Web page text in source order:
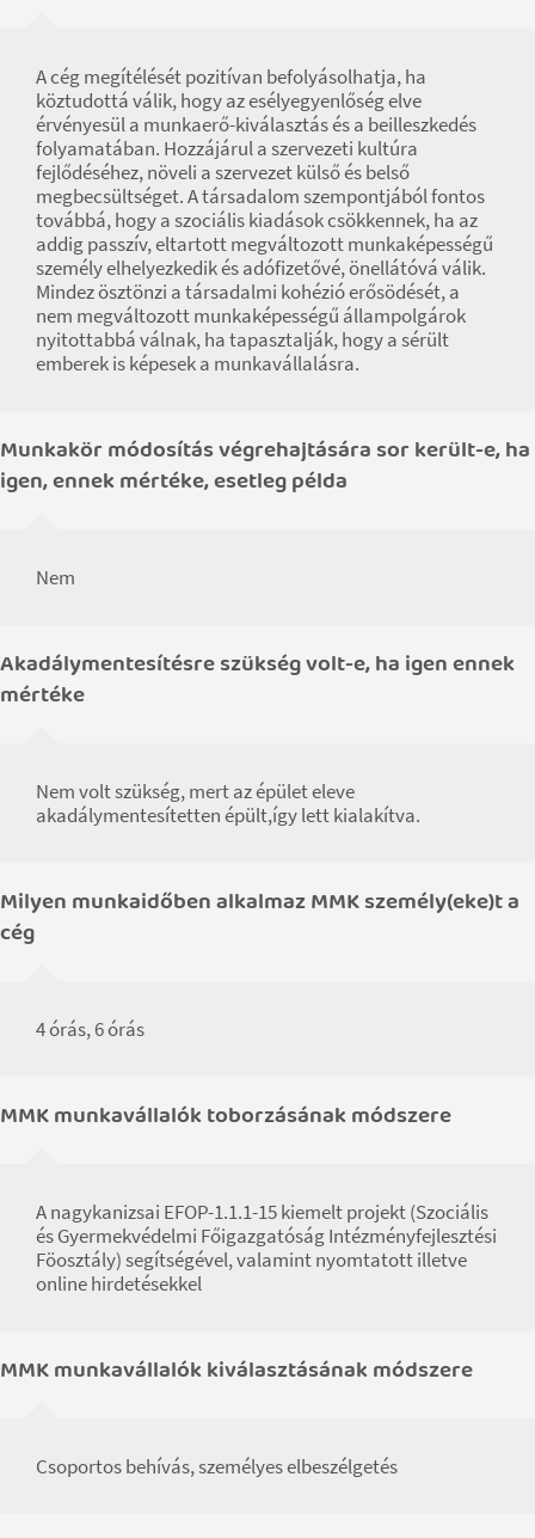
A cég megítélését pozitívan befolyásolhatja, ha
köztudottá válik, hogy az esélyegyenlőség elve
érvényesül a munkaerő-kiválasztás és a beilleszkedés
folyamatában. Hozzájárul a szervezeti kultúra
fejlődéséhez, növeli a szervezet külső és belső
megbecsültséget. A társadalom szempontjából fontos
továbbá, hogy a szociális kiadások csökkennek, ha az
addig passzív, eltartott megváltozott munkaképességű
személy elhelyezkedik és adófizetővé, önellátóvá válik.
Mindez ösztönzi a társadalmi kohézió erősödését, a
nem megváltozott munkaképességű állampolgárok
nyitottabbá válnak, ha tapasztalják, hogy a sérült
emberek is képesek a munkavállalásra.
Munkakör módosítás végrehajtására sor került-e, ha
igen, ennek mértéke, esetleg példa
Nem
Akadálymentesítésre szükség volt-e, ha igen ennek
mértéke
Nem volt szükség, mert az épület eleve
akadálymentesítetten épült,így lett kialakítva.
Milyen munkaidőben alkalmaz MMK személy(eke)t a
cég
4 órás, 6 órás
MMK munkavállalók toborzásának módszere
A nagykanizsai EFOP-1.1.1-15 kiemelt projekt (Szociális
és Gyermekvédelmi Főigazgatóság Intézményfejlesztési
Föosztály) segítségével, valamint nyomtatott illetve
online hirdetésekkel
MMK munkavállalók kiválasztásának módszere
Csoportos behívás, személyes elbeszélgetés